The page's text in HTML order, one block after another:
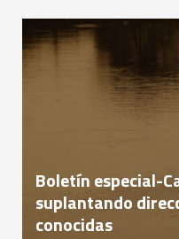
Boletín especial-
suplantando
conocidas